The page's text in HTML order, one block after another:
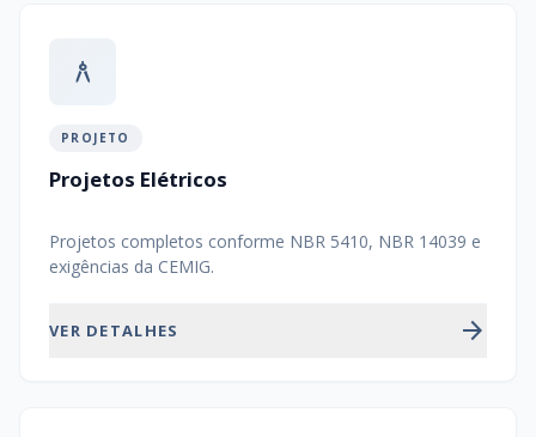
architecture
PROJETO
Projetos Elétricos
Projetos completos conforme NBR 5410, NBR 14039 e
exigências da CEMIG.
VER DETALHES arrow_forward